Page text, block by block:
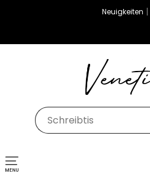
Neuigkeiten |
Umschalten